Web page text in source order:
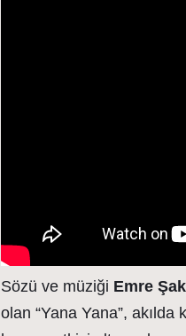
Sözü ve müziği Emre
olan “Yana Yana”,